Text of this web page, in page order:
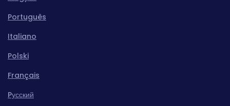
Português
Italiano
Polski
Français
Pусский